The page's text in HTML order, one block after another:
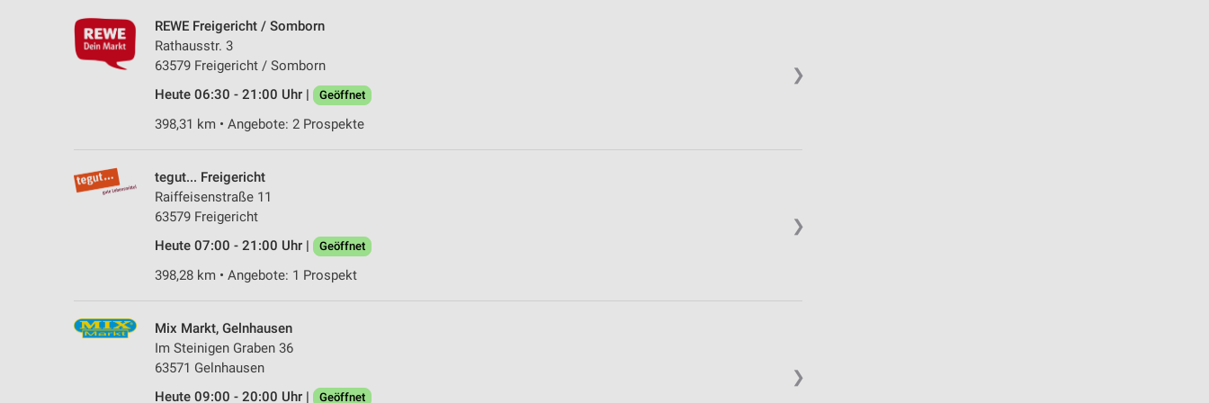
❯
REWE Freigericht / Somborn
Rathausstr. 3
63579 Freigericht / Somborn
Heute 06:30 - 21:00 Uhr |
Geöffnet
398,31 km • Angebote: 2 Prospekte
❯
tegut... Freigericht
Raiffeisenstraße 11
63579 Freigericht
Heute 07:00 - 21:00 Uhr |
Geöffnet
398,28 km • Angebote: 1 Prospekt
❯
Mix Markt, Gelnhausen
Im Steinigen Graben 36
63571 Gelnhausen
Heute 09:00 - 20:00 Uhr |
Geöffnet